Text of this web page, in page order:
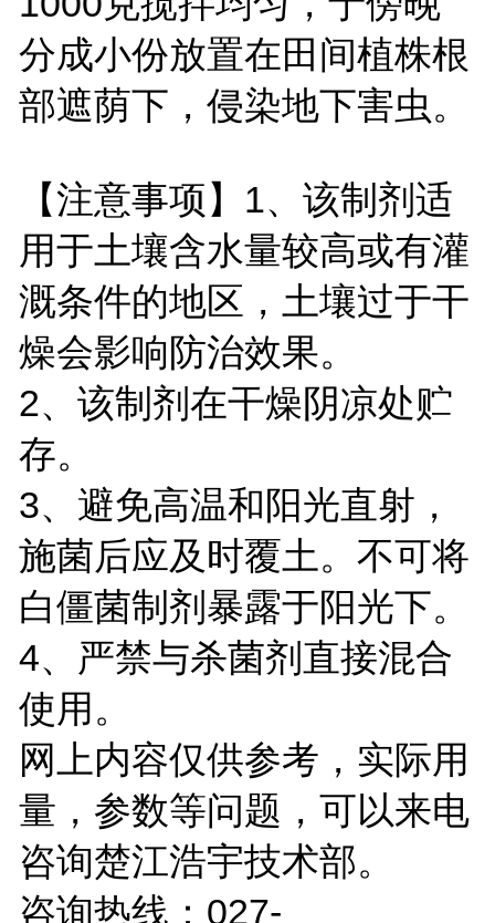
分成小份放置在田间植株根
部遮荫下，侵染地下害虫。
【注意事项】1、该制剂适
用于土壤含水量较高或有灌
溉条件的地区，土壤过于干
燥会影响防治效果。
2、该制剂在干燥阴凉处贮
存。
3、避免高温和阳光直射，
施菌后应及时覆土。不可将
白僵菌制剂暴露于阳光下。
4、严禁与杀菌剂直接混合
使用。
网上内容仅供参考，实际用
量，参数等问题，可以来电
咨询楚江浩宇技术部。
咨询热线：027-